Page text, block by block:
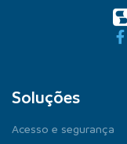
Soluções
Acesso e segurança